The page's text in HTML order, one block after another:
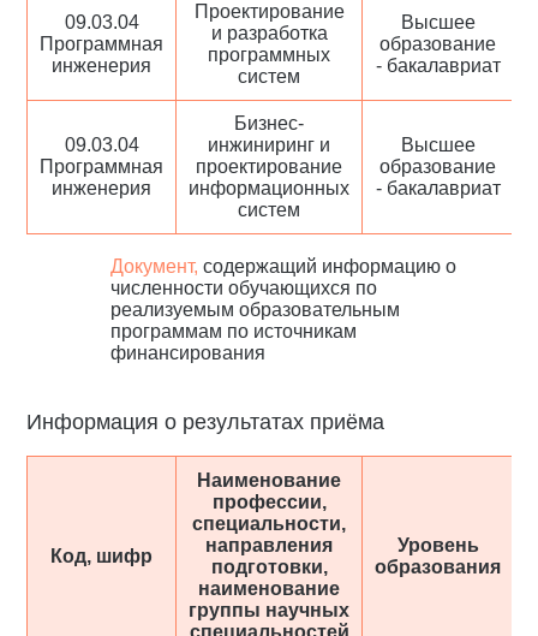
09.03.04
Программная
инженерия
Проектирование
и разработка
программных
систем
Высшее
образование
- бакалавриат
09.03.04
Программная
инженерия
Бизнес-
инжиниринг и
проектирование
информационных
систем
Высшее
образование
- бакалавриат
Документ,содержащий информацию о
численности обучающихся по
реализуемым образовательным
программам по источникам
финансирования
Информация о результатах приёма
Код, шифр
Наименование
профессии,
специальности,
направления
подготовки,
наименование
группы научных
специальностей
Уровень
образования